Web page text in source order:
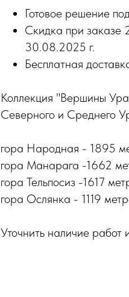
Готовое решение
Скидка при заказе
30.08.2025 г.
Бесплатная
Коллекция "Вершины
Северного и Среднего
гора Народная - 1895
гора Манарага -1662
гора Тельпосиз -1617
гора Ослянка - 1119
Уточнить наличие